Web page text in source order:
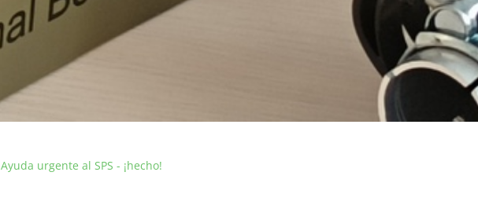
Ayuda urgente al SPS - ¡hecho!